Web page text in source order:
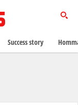
Success story